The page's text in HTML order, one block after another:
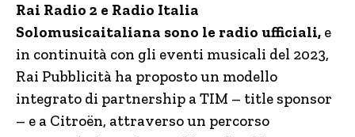
Rai Radio 2 e Radio Italia
Solomusicaitaliana sono le radio ufficiali, e
in continuità con gli eventi musicali del 2023,
Rai Pubblicità ha proposto un modello
integrato di partnership a TIM – title sponsor
– e a Citroën, attraverso un percorso